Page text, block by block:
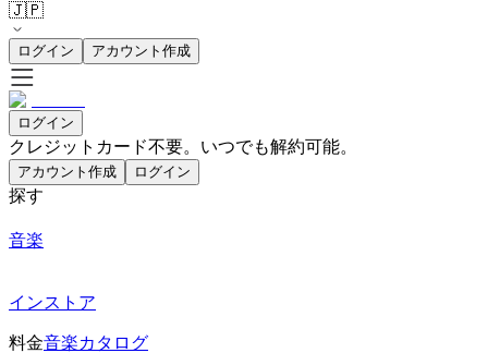
🇯🇵
ログイン アカウント作成
ログイン
クレジットカード不要。いつでも解約可能。
アカウント作成 ログイン
探す
音楽
インストア
料金音楽カタログ